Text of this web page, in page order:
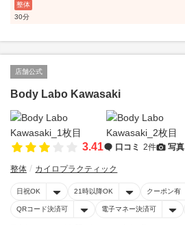
整体
30分
店舗公式
Body Labo Kawasaki
3.41 口コミ 2件 写真
整体 カイロプラクティック
日祝OK 21時以降OK クーポン有
QRコード決済可 電子マネー決済可